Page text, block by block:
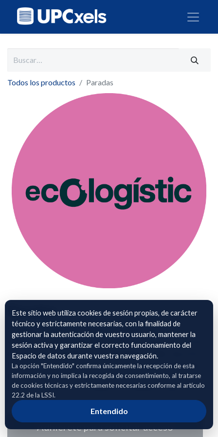
Todos los productos Paradas
Paradas
Conjunto de datos que registra las detenciones de los
vehículos durante la operativa logística. Incluye información
de ubicación geográfica, hora de llegada y salida, duración de
la parada y su vinculación a puntos de entrega identificados.
Este dataset facilita el análisis de tiempos de servicio y la
caracterización de la actividad en los distintos nodos de la
red logística.
Adhierete para solicitar acceso
Este sitio web utiliza cookies de sesión propias, de carácter
técnico y estrictamente necesarias, con la finalidad de
gestionar la autenticación de vuestro usuario, mantener la
sesión activa y garantizar el correcto funcionamiento del
Espacio de datos durante vuestra navegación.
La opción "Entendido" confirma únicamente la recepción de esta
información y no implica la recogida de consentimiento, al tratarse
de cookies técnicas y estrictamente necesarias conforme al artículo
22.2 de la LSSI.
Entendido